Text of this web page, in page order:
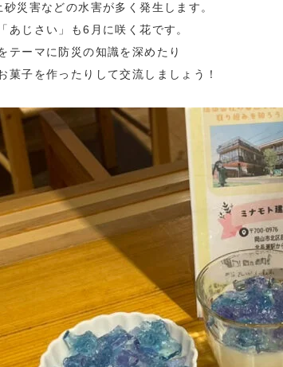
災害などの水害が多く発生します。
あじさい」も6月に咲く花です。
テーマに防災の知識を深めたり
菓子を作ったりして交流しましょう！